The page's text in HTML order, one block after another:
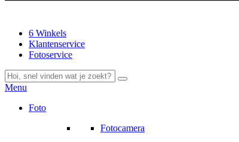
6 Winkels
Klantenservice
Fotoservice
Menu
Foto
Fotocamera